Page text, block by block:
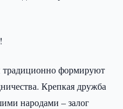
традиционно формируют
Крепкая дружба
народами – залог